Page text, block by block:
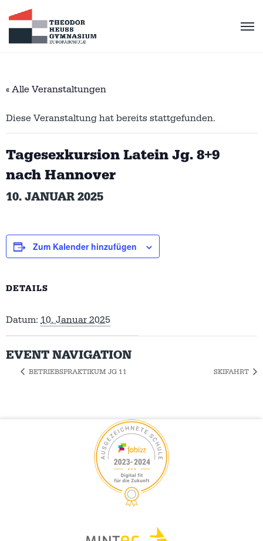
« Alle Veranstaltungen
Diese Veranstaltung hat bereits stattgefunden.
Tagesexkursion Latein Jg. 8+9
nach Hannover
10. JANUAR 2025
Zum Kalender hinzufügen
DETAILS
Datum: 10. Januar 2025
EVENT NAVIGATION
BETRIEBSPRAKTIKUM JG 11 SKIFAHRT